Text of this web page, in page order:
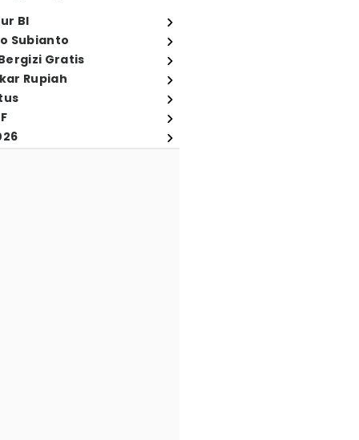
BI
Subianto
Gratis
Rupiah